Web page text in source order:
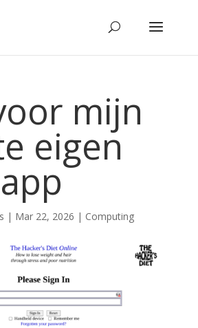
mijn
eigen
| Mar 22, 2026 | Computing